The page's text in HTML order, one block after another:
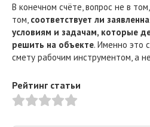
В конечном счёте, вопрос не в
том, соответствует ли
условиям и задачам, которые
решить на объекте. Именно это
смету рабочим инструментом, а
Рейтинг статьи